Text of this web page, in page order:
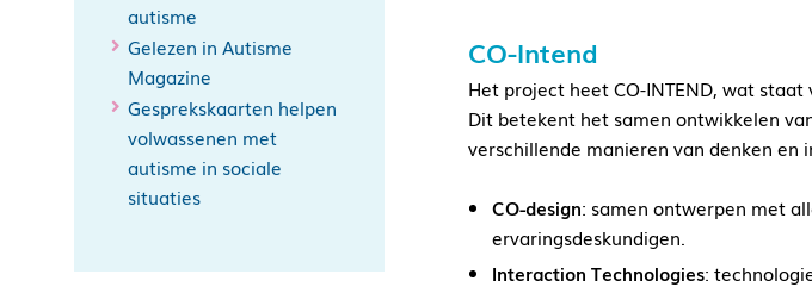
autisme
Gelezen in Autisme
Magazine
Gesprekskaarten helpen
volwassenen met
autisme in sociale
situaties
CO-Intend
Het project heet CO-INTEND, wat staat
Dit betekent het samen ontwikkelen
verschillende manieren van denken en
CO-design: samen ontwerpen met
ervaringsdeskundigen.
Interaction Technologies: